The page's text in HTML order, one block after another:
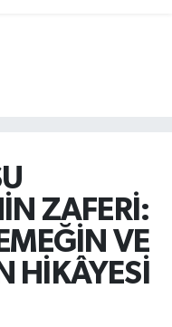
ZAFERİ:
VE
HİKÂYESİ